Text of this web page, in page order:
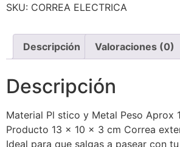
SKU: CORREA ELECTRICA
Descripción Valoraciones (0)
Descripción
Material Pl stico y Metal Peso Aprox
Producto 13 x 10 x 3 cm Correa
Ideal para que salgas a pasear con